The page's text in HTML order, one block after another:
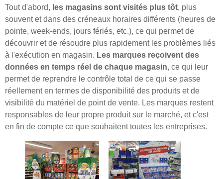
Tout d'abord, les magasins sont visités plus tôt, plus
souvent et dans des créneaux horaires différents (heures de
pointe, week-ends, jours fériés, etc.), ce qui permet de
découvrir et de résoudre plus rapidement les problèmes liés
à l'exécution en magasin. Les marques reçoivent des
données en temps réel de chaque magasin, ce qui leur
permet de reprendre le contrôle total de ce qui se passe
réellement en termes de disponibilité des produits et de
visibilité du matériel de point de vente. Les marques restent
responsables de leur propre produit sur le marché, et c'est
en fin de compte ce que souhaitent toutes les entreprises.